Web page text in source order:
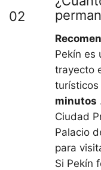
02
Pekín es
trayecto
minutos
Ciudad
Palacio
para
Si Pekín